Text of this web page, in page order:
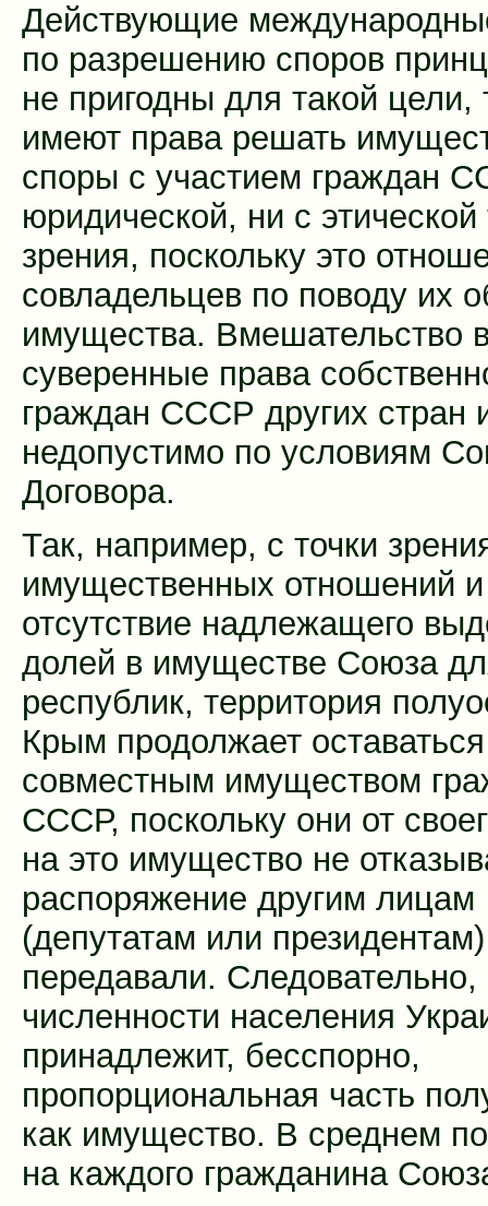
Действующие
по разрешению споров
не пригодны для такой цели,
имеют права решать
споры с участием граждан
юридической, ни с этической
зрения, поскольку это
совладельцев по поводу их
имущества. Вмешательство
суверенные права
граждан СССР других стран
недопустимо по условиям
Договора.
Так, например, с точки
имущественных отношений
отсутствие надлежащего
долей в имуществе Союза
республик, территория
Крым продолжает
совместным имуществом
СССР, поскольку они от
на это имущество не
распоряжение другим лицам
(депутатам или
передавали. Следовательно,
численности населения
принадлежит, бесспорно,
пропорциональная часть
как имущество. В среднем
на каждого гражданина